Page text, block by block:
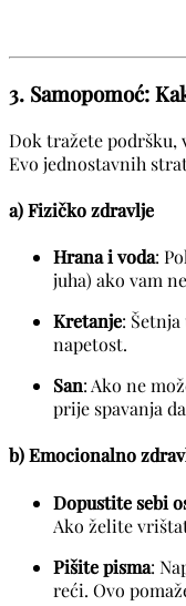
3. Samopomoć:
Dok tražete podršku,
Evo jednostavnih
a) Fizičko zdravlje
Hrana i voda:
juha) ako vam
Kretanje:
napetost.
San: Ako ne
prije spavanja
b) Emocionalno
Dopustite sebi
Ako želite
Pišite pisma:
reći. Ovo